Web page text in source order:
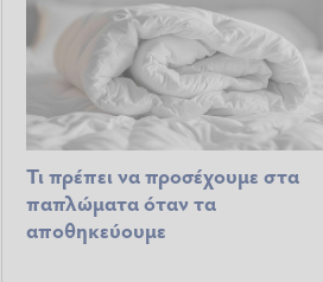
Τι πρέπει να προσέχουμε στα
παπλώματα όταν τα
αποθηκεύουμε